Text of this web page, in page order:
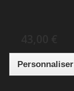
Personnaliser